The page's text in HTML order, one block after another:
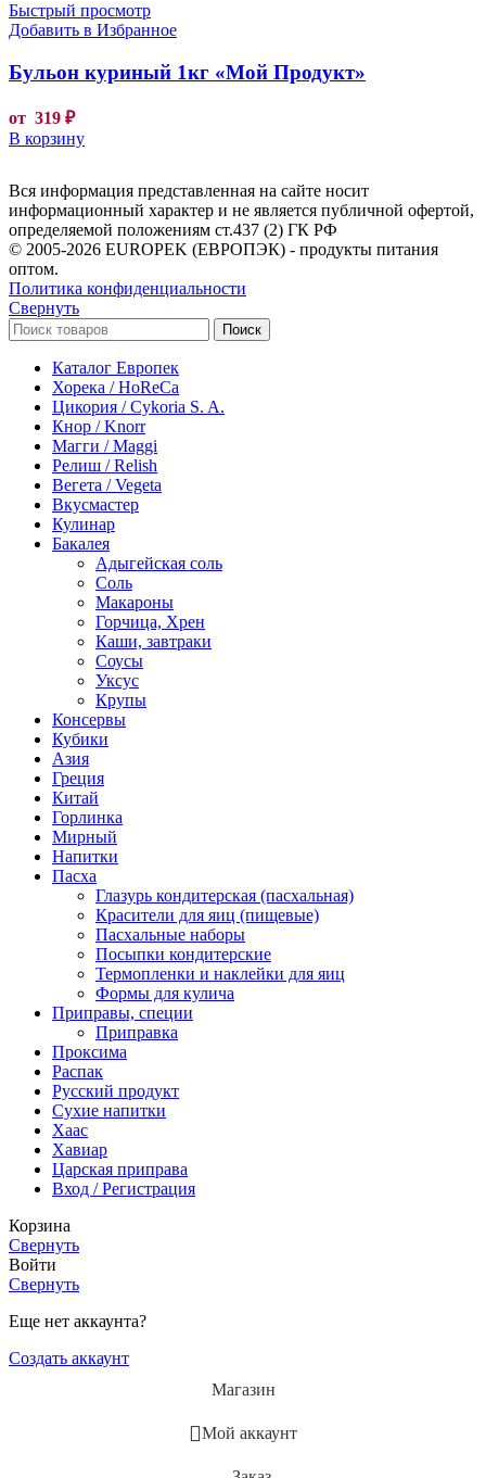
Быстрый просмотр
Добавить в Избранное
Бульон куриный 1кг «Мой Продукт»
от 319 ₽
В корзину
Вся информация представленная на сайте носит
информационный характер и не является публичной офертой,
определяемой положениям ст.437 (2) ГК РФ
© 2005-2026 EUROPEK (ЕВРОПЭК) - продукты питания
оптом.
Политика конфиденциальности
Свернуть
Поиск
Каталог Европек
Хорека / HoReCa
Цикория / Cykoria S. A.
Кнор / Knorr
Магги / Maggi
Релиш / Relish
Вегета / Vegeta
Вкусмастер
Кулинар
Бакалея
Адыгейская соль
Соль
Макароны
Горчица, Хрен
Каши, завтраки
Соусы
Уксус
Крупы
Консервы
Кубики
Азия
Греция
Китай
Горлинка
Мирный
Напитки
Пасха
Глазурь кондитерская (пасхальная)
Красители для яиц (пищевые)
Пасхальные наборы
Посыпки кондитерские
Термопленки и наклейки для яиц
Формы для кулича
Приправы, специи
Приправка
Проксима
Распак
Русский продукт
Сухие напитки
Хаас
Хавиар
Царская приправа
Вход / Регистрация
Корзина
Свернуть
Войти
Свернуть
Еще нет аккаунта?
Создать аккаунт
Магазин
Мой аккаунт